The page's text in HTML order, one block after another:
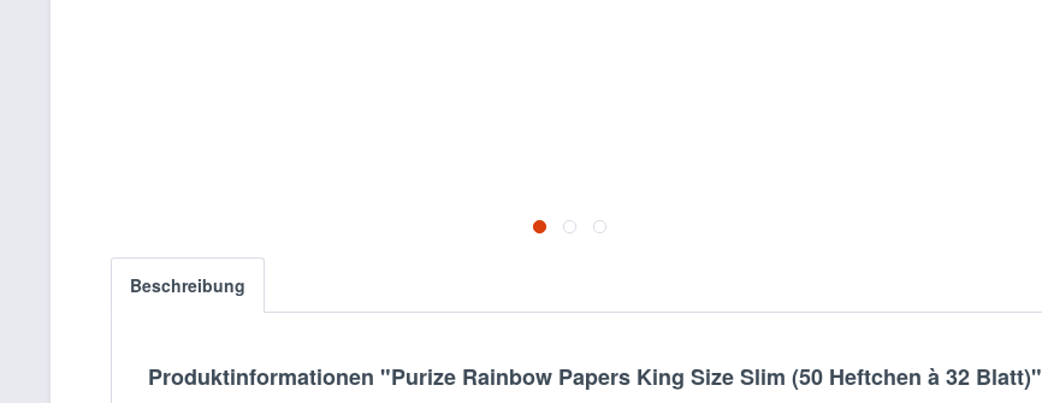
Beschreibung
Produktinformationen "Purize Rainbow Papers King Size Slim (50 Heftchen à 32 Blatt)"